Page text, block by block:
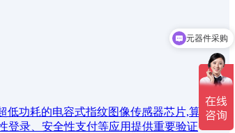
低功耗的电容式指纹图像传感器芯片,算
登录、安全性支付等应用提供重要验证
方案开发